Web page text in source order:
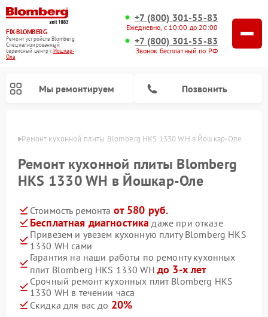
FIX-BLOMBERG
Ремонт устройств Blomberg
Специализированный
cервисный центр г.Йошкар-
Ола
+7 (800) 301-55-83
Ежедневно, с 10:00 до 20:00
+7 (800) 301-55-83
Звонок бесплатный по РФ
Мы ремонтируем Позвонить
Оле Ремонт кухонной плиты Blomberg HKS 1330 WH в Йошкар-Оле
Ремонт кухонной плиты Blomberg
HKS 1330 WH в Йошкар-Оле
Стоимость ремонта от 580 руб.
Бесплатная диагностика даже при отказе
Привезем и увезем кухонную плиту Blomberg HKS
1330 WH сами
Гарантия на наши работы по ремонту кухонных
плит Blomberg HKS 1330 WH до 3-х лет
Срочный ремонт кухонных плит Blomberg HKS
1330 WH в течении часа
Скидка для вас до 20%